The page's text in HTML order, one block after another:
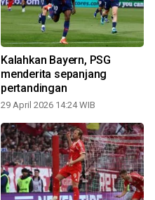
Kalahkan Bayern, PSG
menderita sepanjang
pertandingan
29 April 2026 14:24 WIB